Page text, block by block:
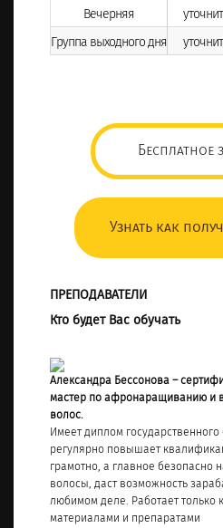
Вечерняя
Группа выходного дня
Бесплатное
Узнать как
ПРЕПОДАВАТЕЛИ
Кто будет Вас обучать
Александра Бессонова –
мастер по афронаращиванию и
волос.
Имеет диплом
регулярно повышает
грамотно, а главное безопасно
волосы, даст возможность
любимом деле. Работает только
материалами и препаратами